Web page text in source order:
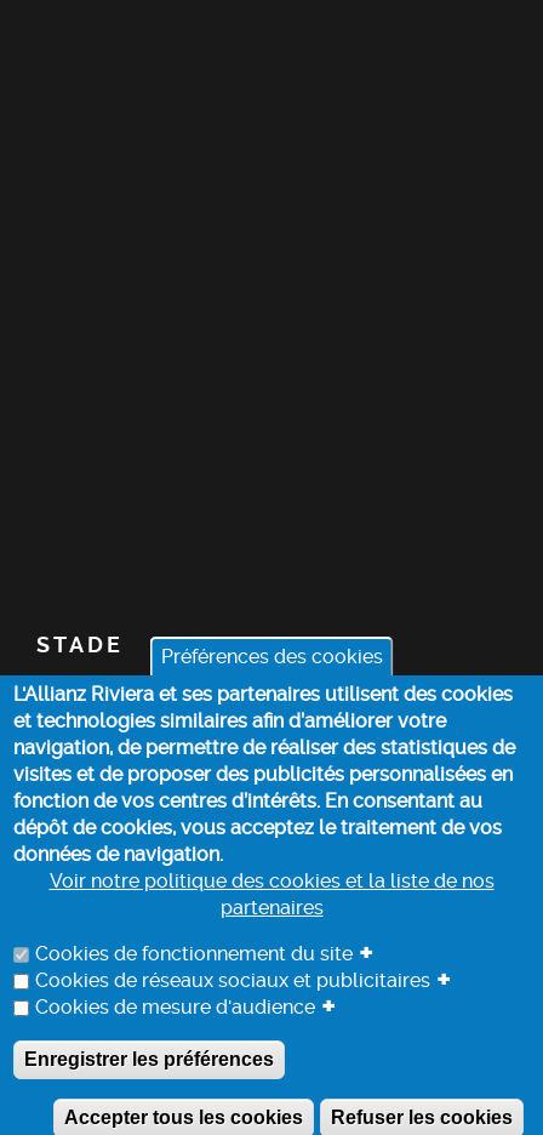
Préférences des cookies
L'Allianz Riviera et ses partenaires utilisent des cookies
et technologies similaires afin d’améliorer votre
navigation, de permettre de réaliser des statistiques de
visites et de proposer des publicités personnalisées en
fonction de vos centres d’intérêts. En consentant au
dépôt de cookies, vous acceptez le traitement de vos
données de navigation.
Voir notre politique des cookies et la liste de nos
partenaires
Cookies de fonctionnement du site +
Cookies de réseaux sociaux et publicitaires +
Cookies de mesure d'audience +
Enregistrer les préférences
Refuser les cookies
Accepter tous les cookies
STADE
BILLETTERIE
ACTUALITÉS
INFOS PRATIQUES
PROTECTION DES DONNEES
ALLIANZ RIVIERA - COPYRIGHT 2022